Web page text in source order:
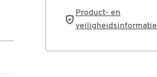
Product- en
veiligheidsinformatie